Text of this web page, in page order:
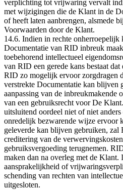
verplichting tot vrijwaring vervalt
met wijzigingen die de Klant in de
of heeft laten aanbrengen, alsmede
Voorwaarden door de Klant.
14.6. Indien in rechte onherroepelijk
Documentatie van RID inbreuk
toebehorend intellectueel
van RID een gerede kans bestaat
RID zo mogelijk ervoor zorgdragen
verstrekte Documentatie kan blijven
aanpassing van de inbreukmakende
van een gebruiksrecht voor De
uitsluitend oordeel niet of niet
onredelijk bezwarende wijze ervoor
geleverde kan blijven gebruiken, zal
creditering van de
gebruiksvergoeding terugnemen.
maken dan na overleg met de Klant.
aansprakelijkheid of
schending van rechten van
uitgesloten.